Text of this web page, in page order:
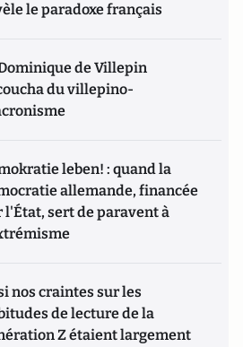
le paradoxe français
de Villepin
du villepino-
leben! : quand la
allemande, financée
l'État, sert de paravent à
nos craintes sur les
de lecture de la
Z étaient largement